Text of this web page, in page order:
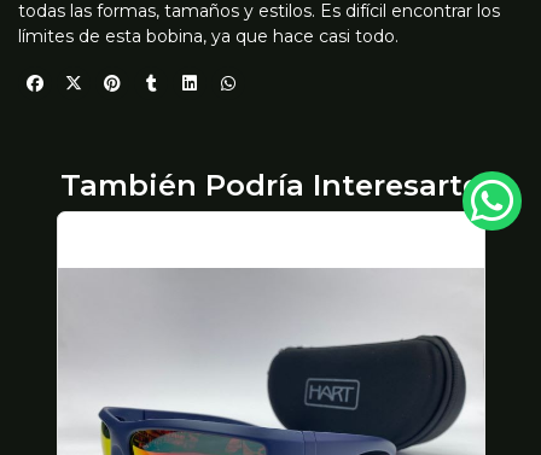
todas las formas, tamaños y estilos. Es difícil encontrar los
límites de esta bobina, ya que hace casi todo.
También Podría Interesarte